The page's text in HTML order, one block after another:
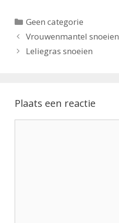
Categorieën
Geen categorie
Vrouwenmantel snoeien
Leliegras snoeien
Plaats een reactie